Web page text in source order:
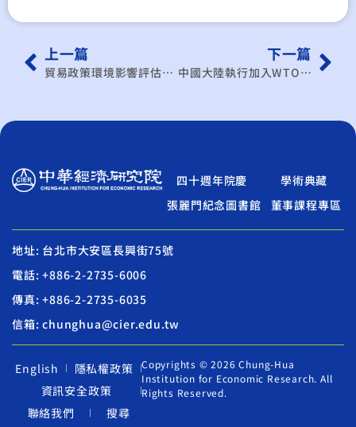
上一篇
貿易政策環境影響評估模式及實例分析
下一篇
中國大陸執行加入WTO承諾之分析與展望
四十週年院慶
學術典藏
張麗門紀念圖書館
董事課程專區
地址: 台北市大安區長興街75號
電話: +886-2-2735-6006
傳真: +886-2-2735-6035
信箱: chunghua@cier.edu.tw
English
隱私權政策
資訊安全政策
聯絡我們
搜尋
Copyrights © 2026 Chung-Hua
Institution for Economic Research. All
Rights Reserved.